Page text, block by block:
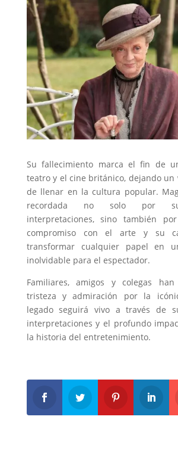
Su fallecimiento marca el fin de
teatro y el cine británico, dejando un
de llenar en la cultura popular.
recordada no solo por
interpretaciones, sino también
compromiso con el arte y su
transformar cualquier papel en
inolvidable para el espectador.
Familiares, amigos y colegas
tristeza y admiración por la
legado seguirá vivo a través de
interpretaciones y el profundo
la historia del entretenimiento.